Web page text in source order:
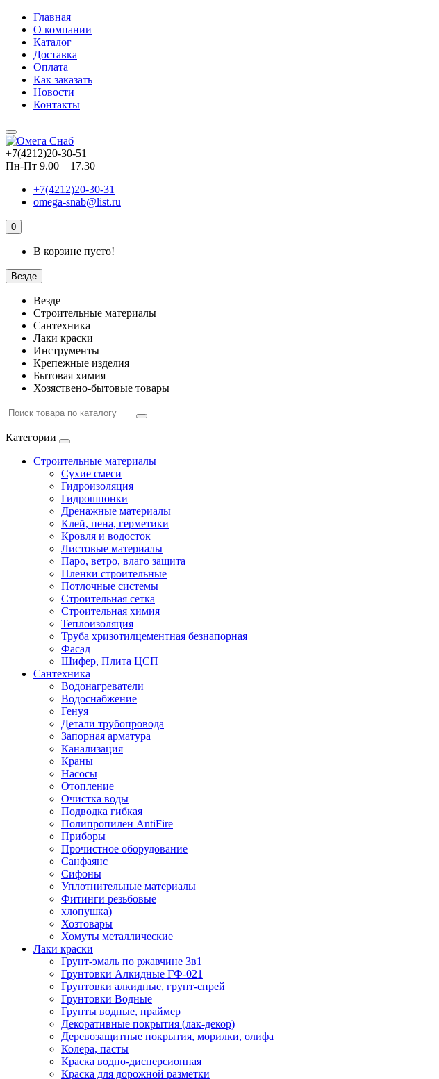
Главная
О компании
Каталог
Доставка
Оплата
Как заказать
Новости
Контакты
+7(4212)20-30-51
Пн-Пт 9.00 – 17.30
+7(4212)20-30-31
omega-snab@list.ru
0
В корзине пусто!
Везде
Везде
Строительные материалы
Сантехника
Лаки краски
Инструменты
Крепежные изделия
Бытовая химия
Хозяствено-бытовые товары
Категории
Строительные материалы
Сухие смеси
Гидроизоляция
Гидрошпонки
Дренажные материалы
Клей, пена, герметики
Кровля и водосток
Листовые материалы
Паро, ветро, влаго защита
Пленки строительные
Потлочные системы
Строительная сетка
Строительная химия
Теплоизоляция
Труба хризотилцементная безнапорная
Фасад
Шифер, Плита ЦСП
Сантехника
Водонагреватели
Водоснабжение
Генуя
Детали трубопровода
Запорная арматура
Канализация
Краны
Насосы
Отопление
Очистка воды
Подводка гибкая
Полипропилен AntiFire
Приборы
Прочистное оборудование
Санфаянс
Сифоны
Уплотнительные материалы
Фитинги резьбовые
хлопушка)
Хозтовары
Хомуты металлические
Лаки краски
Грунт-эмаль по ржавчине 3в1
Грунтовки Алкидные ГФ-021
Грунтовки алкидные, грунт-спрей
Грунтовки Водные
Грунты водные, праймер
Декоративные покрытия (лак-декор)
Деревозащитные покрытия, морилки, олифа
Колера, пасты
Краска водно-дисперсионная
Краска для дорожной разметки